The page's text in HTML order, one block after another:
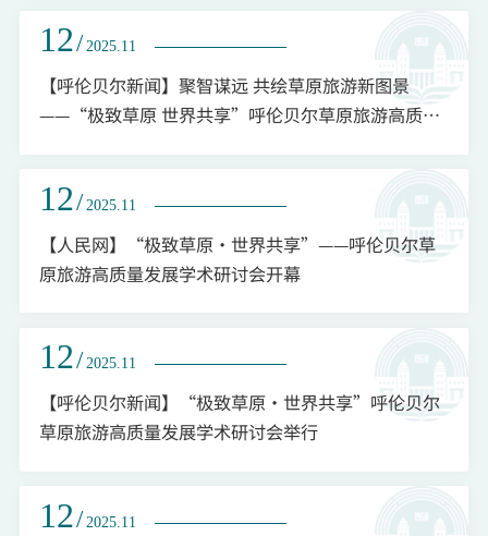
12/ 2025.11
【呼伦贝尔新闻】聚智谋远 共绘草原旅游新图景
——“极致草原 世界共享”呼伦贝尔草原旅游高质量
12/ 2025.11
【人民网】“极致草原・世界共享”——呼伦贝尔草
原旅游高质量发展学术研讨会开幕
12/ 2025.11
【呼伦贝尔新闻】“极致草原·世界共享”呼伦贝尔
草原旅游高质量发展学术研讨会举行
12/ 2025.11